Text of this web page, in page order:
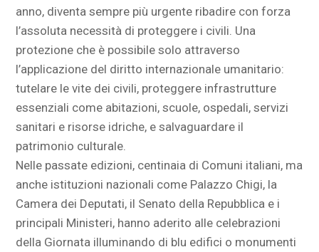
anno, diventa sempre più urgente ribadire con forza
l’assoluta necessità di proteggere i civili. Una
protezione che è possibile solo attraverso
l’applicazione del diritto internazionale umanitario:
tutelare le vite dei civili, proteggere infrastrutture
essenziali come abitazioni, scuole, ospedali, servizi
sanitari e risorse idriche, e salvaguardare il
patrimonio culturale.
Nelle passate edizioni, centinaia di Comuni italiani, ma
anche istituzioni nazionali come Palazzo Chigi, la
Camera dei Deputati, il Senato della Repubblica e i
principali Ministeri, hanno aderito alle celebrazioni
della Giornata illuminando di blu edifici o monumenti